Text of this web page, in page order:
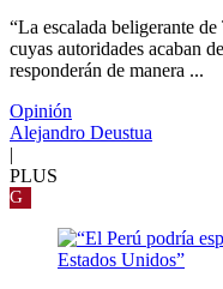
“La escalada beligerante
cuyas autoridades acaban
responderán de manera ...
Opinión
Alejandro Deustua
|
PLUS
G